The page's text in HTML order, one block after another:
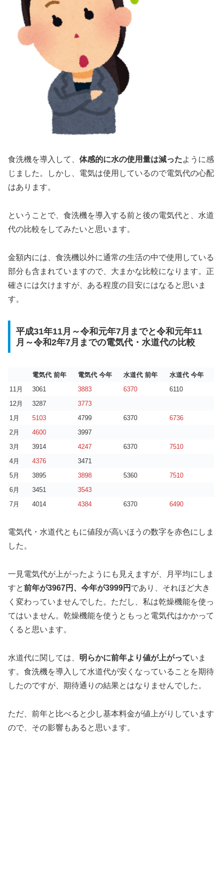
食洗機を導入して、 体感的に水の使用量は減ったように感
じました。しかし、電気は使用しているので電気代の心配
はあります。
ということで、食洗機を導入する前と後の電気代と、水道
代の比較をしてみたいと思います。
金額内には、食洗機以外に通常の生活の中で使用している
部分も含まれていますので、大まかな比較になります。正
確さには欠けますが、ある程度の目安にはなると思いま
す。
平成31年11月～令和元年7月までと令和元年11
月～令和2年7月までの電気代・水道代の比較
電気代 前年 電気代 今年 水道代 前年
水道代 今年
11月
3061 3883 6370
6110
12月
3287
3773
1月
5103 4799 6370
6736
2月
4600
3997
3月
3914 4247 6370
7510
4月
4376
3471
5月
3895 3898 5360
7510
6月
3451
3543
7月
4014 4384 6370 6490
電気代・水道代ともに値段が高いほうの数字を赤色にしま
した。
一見電気代が上がったようにも見えますが、月平均にしま
すと前年が3967円、今年が3999円 であり、それほど大き
く変わっていませんでした。ただし、私は乾燥機能を使っ
てはいません。乾燥機能を使うともっと電気代はかかって
くると思います。
水道代に関しては、 明らかに前年より値が上がっていま
す。食洗機を導入して水道代が安くなっていることを期待
したのですが、期待通りの結果とはなりませんでした。
ただ、前年と比べると少し基本料金が値上がりしています
ので、その影響もあると思います。